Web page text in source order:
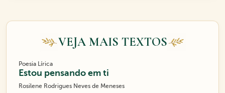
VEJA MAIS TEXTOS
Poesia Lírica
Estou pensando em ti
Rosilene Rodrigues Neves de Meneses